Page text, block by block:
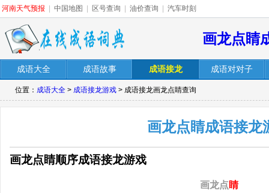
河南天气预报 中国地图 区号查询 油价查询 汽车时刻
画龙点睛
成语大全 成语故事 成语接龙 成语对对子
位置： 成语大全 > 成语接龙游戏 > 成语接龙画龙点睛查询
画龙点睛成语接龙
画龙点睛顺序成语接龙游戏
画龙点睛